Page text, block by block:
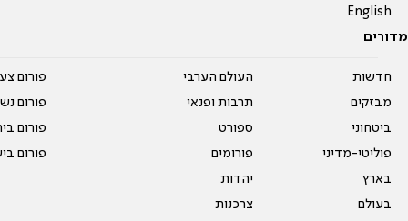
English
מדורים
חדשות
מבזקים
ביטחוני
פוליטי-מדיני
בארץ
בעולם
העולם הערבי
תרבות ופנאי
ספורט
פורומים
יהדות
צרכנות
פורום
פורום
פורום
פורום